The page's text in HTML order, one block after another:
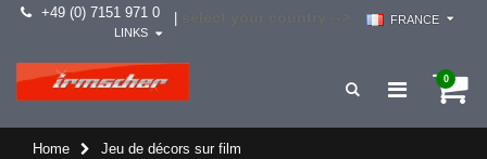
+49 (0) 7151 971 0
FRANCE
LINKS
0
Home Jeu de décors sur film